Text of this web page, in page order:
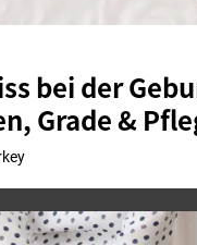
bei der
Grade &